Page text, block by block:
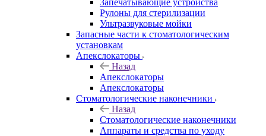
Запечатывающие устройства
Рулоны для стерилизации
Ультразвуковые мойки
Запасные части к стоматологическим
установкам
Апекслокаторы
Назад
Апекслокаторы
Апекслокаторы
Стоматологические наконечники
Назад
Стоматологические наконечники
Аппараты и средства по уходу